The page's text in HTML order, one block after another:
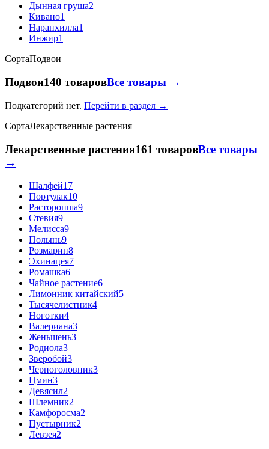
Дынная груша2
Кивано1
Наранхилла1
Инжир1
СортаПодвои
Подвои140 товаровВсе товары →
Подкатегорий нет. Перейти в раздел →
СортаЛекарственные растения
Лекарственные растения161 товаровВсе товары
→
Шалфей17
Портулак10
Расторопша9
Стевия9
Мелисса9
Полынь9
Розмарин8
Эхинацея7
Ромашка6
Чайное растение6
Лимонник китайский5
Тысячелистник4
Ноготки4
Валериана3
Женьшень3
Родиола3
Зверобой3
Черноголовник3
Цмин3
Девясил2
Шлемник2
Камфоросма2
Пустырник2
Левзея2